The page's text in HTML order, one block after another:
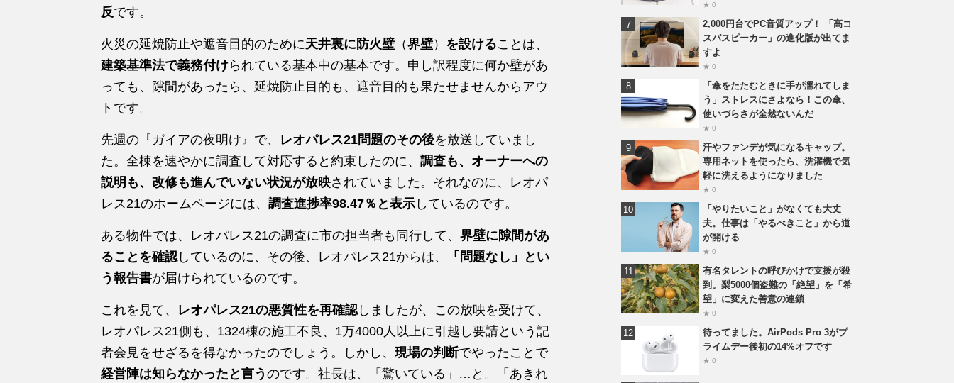
反です。
火災の延焼防止や遮音目的のために天井裏に防火壁 （界壁） を設けることは、
建築基準法で義務付けられている基本中の基本です。申し訳程度に何か壁があ
っても、隙間があったら、延焼防止目的も、遮音目的も果たせませんからアウ
トです。
先週の『ガイアの夜明け』で、 レオパレス21問題のその後を放送していまし
た。全棟を速やかに調査して対応すると約束したのに、 調査も、オーナーへの
説明も、改修も進んでいない状況が放映されていました。それなのに、レオパ
レス21のホームページには、 調査進捗率98.47％と表示 しているのです。
ある物件では、レオパレス21の調査に市の担当者も同行して、 界壁に隙間があ
ることを確認 しているのに、その後、レオパレス21からは、
「問題なし」とい
う報告書が届けられているのです。
これを見て、 レオパレス21の悪質性を再確認 しましたが、この放映を受けて、
レオパレス21側も、1324棟の施工不良、1万4000人以上に引越し要請という記
者会見をせざるを得なかったのでしょう。しかし、 現場の判断でやったことで
経営陣は知らなかったと言う のです。社長は、「驚いている」…と。「あきれ
★ 0
2,000円台でPC音質アップ！ 「高コ
スパスピーカー」の進化版が出てま
すよ
★ 0
「傘をたたむときに手が濡れてしま
う」ストレスにさよなら！この傘、
使いづらさが全然ないんだ
★ 0
汗やファンデが気になるキャップ。
専用ネットを使ったら、洗濯機で気
軽に洗えるようになりました
★ 0
「やりたいこと」がなくても大丈
夫。仕事は「やるべきこと」から道
が開ける
★ 0
有名タレントの呼びかけで支援が殺
到。梨5000個盗難の「絶望」を「希
望」に変えた善意の連鎖
★ 0
待ってました。AirPods Pro 3がプ
ライムデー後初の14%オフです
★ 0